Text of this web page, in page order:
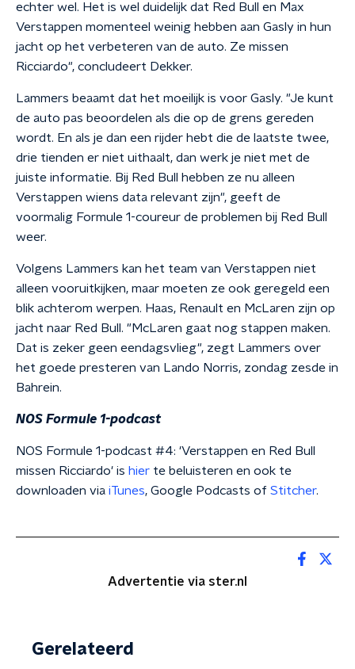
echter wel. Het is wel duidelijk dat Red Bull en Max
Verstappen momenteel weinig hebben aan Gasly in hun
jacht op het verbeteren van de auto. Ze missen
Ricciardo", concludeert Dekker.
Lammers beaamt dat het moeilijk is voor Gasly. "Je kunt
de auto pas beoordelen als die op de grens gereden
wordt. En als je dan een rijder hebt die de laatste twee,
drie tienden er niet uithaalt, dan werk je niet met de
juiste informatie. Bij Red Bull hebben ze nu alleen
Verstappen wiens data relevant zijn", geeft de
voormalig Formule 1-coureur de problemen bij Red Bull
weer.
Volgens Lammers kan het team van Verstappen niet
alleen vooruitkijken, maar moeten ze ook geregeld een
blik achterom werpen. Haas, Renault en McLaren zijn op
jacht naar Red Bull. "McLaren gaat nog stappen maken.
Dat is zeker geen eendagsvlieg", zegt Lammers over
het goede presteren van Lando Norris, zondag zesde in
Bahrein.
NOS Formule 1-podcast
NOS Formule 1-podcast #4: 'Verstappen en Red Bull
missen Ricciardo' is hier te beluisteren en ook te
downloaden via iTunes, Google Podcasts of Stitcher.
Advertentie via ster.nl
Gerelateerd